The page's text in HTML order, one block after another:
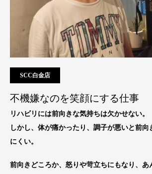
SCC白金店
不機嫌なのを笑顔にする仕事
リハビリには前向きな気持ちは欠かせない。
しかし、体が痛かったり、調子が悪いと前向
にくい。
前向きどころか、怒りや苛立ちにもなり、あ